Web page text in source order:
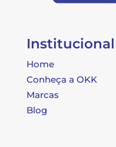
Institucional
Home
Conheça a OKK
Marcas
Blog